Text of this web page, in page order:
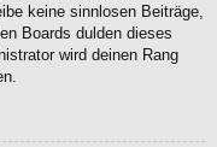
keine sinnlosen Beiträge,
Boards dulden dieses
wird deinen Rang